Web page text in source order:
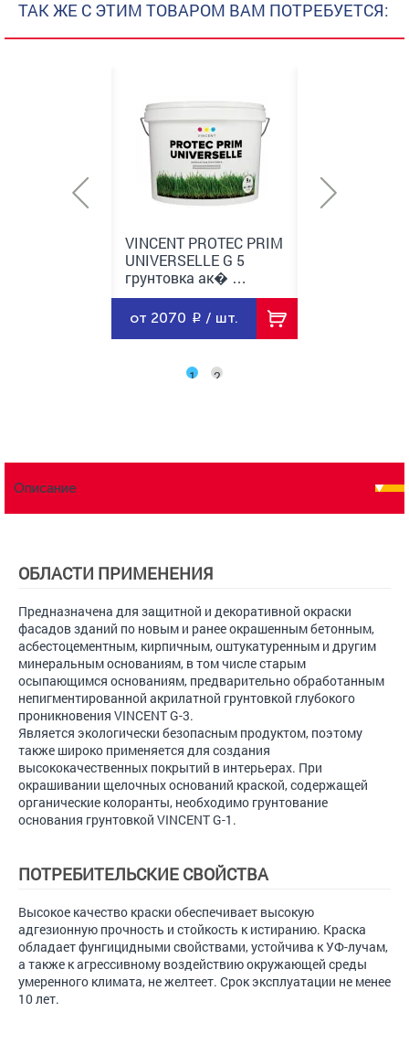
ТАК ЖЕ С ЭТИМ ТОВАРОМ ВАМ ПОТРЕБУЕТСЯ:
VINCENT PROTEC PRIM
UNIVERSELLE G 5
грунтовка ак� …
от 2070 / шт.
1 2
Описание
ОБЛАСТИ ПРИМЕНЕНИЯ
Предназначена для защитной и декоративной окраски
фасадов зданий по новым и ранее окрашенным бетонным,
асбестоцементным, кирпичным, оштукатуренным и другим
минеральным основаниям, в том числе старым
осыпающимся основаниям, предварительно обработанным
непигментированной акрилатной грунтовкой глубокого
проникновения VINCENT G-3.
Является экологически безопасным продуктом, поэтому
также широко применяется для создания
высококачественных покрытий в интерьерах. При
окрашивании щелочных оснований краской, содержащей
органические колоранты, необходимо грунтование
основания грунтовкой VINCENT G-1.
ПОТРЕБИТЕЛЬСКИЕ СВОЙСТВА
Высокое качество краски обеспечивает высокую
адгезионную прочность и стойкость к истиранию. Краска
обладает фунгицидными свойствами, устойчива к УФ-лучам,
а также к агрессивному воздействию окружающей среды
умеренного климата, не желтеет. Срок эксплуатации не менее
10 лет.